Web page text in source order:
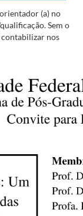
(a) no
Sem o
nos